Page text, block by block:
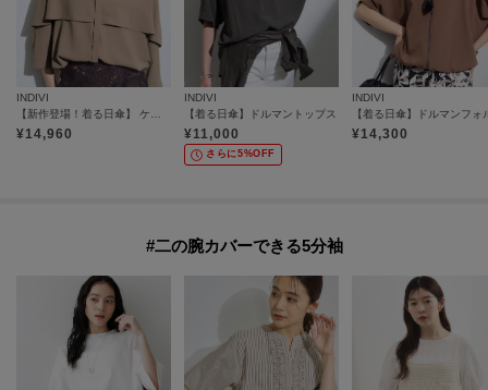
INDIVI
【新作登場！着る日傘】 ケープ風ブラウス
¥14,960
INDIVI
【着る日傘】ドルマントップス
¥11,000
さらに5%OFF
INDIVI
¥14,300
#二の腕カバーできる5分袖